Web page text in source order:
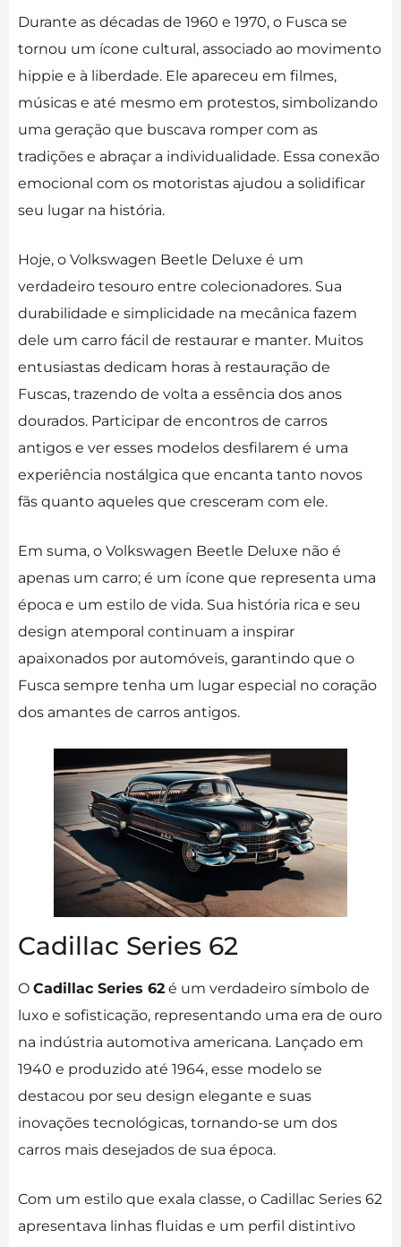
Durante as décadas de 1960 e 1970, o Fusca se
tornou um ícone cultural, associado ao movimento
hippie e à liberdade. Ele apareceu em filmes,
músicas e até mesmo em protestos, simbolizando
uma geração que buscava romper com as
tradições e abraçar a individualidade. Essa conexão
emocional com os motoristas ajudou a solidificar
seu lugar na história.
Hoje, o Volkswagen Beetle Deluxe é um
verdadeiro tesouro entre colecionadores. Sua
durabilidade e simplicidade na mecânica fazem
dele um carro fácil de restaurar e manter. Muitos
entusiastas dedicam horas à restauração de
Fuscas, trazendo de volta a essência dos anos
dourados. Participar de encontros de carros
antigos e ver esses modelos desfilarem é uma
experiência nostálgica que encanta tanto novos
fãs quanto aqueles que cresceram com ele.
Em suma, o Volkswagen Beetle Deluxe não é
apenas um carro; é um ícone que representa uma
época e um estilo de vida. Sua história rica e seu
design atemporal continuam a inspirar
apaixonados por automóveis, garantindo que o
Fusca sempre tenha um lugar especial no coração
dos amantes de carros antigos.
Cadillac Series 62
O Cadillac Series 62 é um verdadeiro símbolo de
luxo e sofisticação, representando uma era de ouro
na indústria automotiva americana. Lançado em
1940 e produzido até 1964, esse modelo se
destacou por seu design elegante e suas
inovações tecnológicas, tornando-se um dos
carros mais desejados de sua época.
Com um estilo que exala classe, o Cadillac Series 62
apresentava linhas fluidas e um perfil distintivo